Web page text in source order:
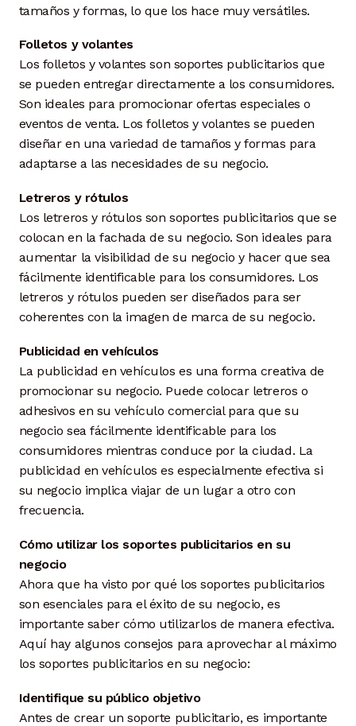
tamaños y formas, lo que los hace muy versátiles.
Folletos y volantes
Los folletos y volantes son soportes publicitarios que
se pueden entregar directamente a los consumidores.
Son ideales para promocionar ofertas especiales o
eventos de venta. Los folletos y volantes se pueden
diseñar en una variedad de tamaños y formas para
adaptarse a las necesidades de su negocio.
Letreros y rótulos
Los letreros y rótulos son soportes publicitarios que se
colocan en la fachada de su negocio. Son ideales para
aumentar la visibilidad de su negocio y hacer que sea
fácilmente identificable para los consumidores. Los
letreros y rótulos pueden ser diseñados para ser
coherentes con la imagen de marca de su negocio.
Publicidad en vehículos
La publicidad en vehículos es una forma creativa de
promocionar su negocio. Puede colocar letreros o
adhesivos en su vehículo comercial para que su
negocio sea fácilmente identificable para los
consumidores mientras conduce por la ciudad. La
publicidad en vehículos es especialmente efectiva si
su negocio implica viajar de un lugar a otro con
frecuencia.
Cómo utilizar los soportes publicitarios en su
negocio
Ahora que ha visto por qué los soportes publicitarios
son esenciales para el éxito de su negocio, es
importante saber cómo utilizarlos de manera efectiva.
Aquí hay algunos consejos para aprovechar al máximo
los soportes publicitarios en su negocio:
Identifique su público objetivo
Antes de crear un soporte publicitario, es importante